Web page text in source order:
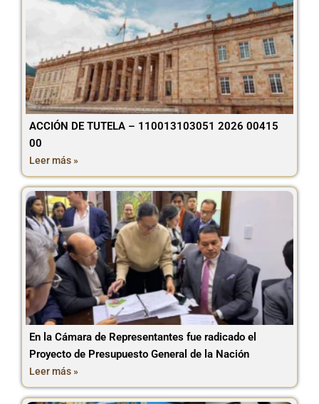
ACCIÓN DE TUTELA – 110013103051 2026 00415
00
Leer más »
En la Cámara de Representantes fue radicado el
Proyecto de Presupuesto General de la Nación
Leer más »